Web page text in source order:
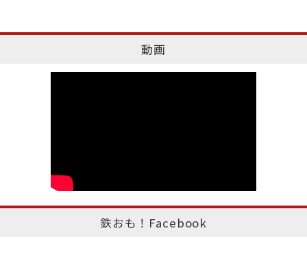
動画
鉄おも！Facebook